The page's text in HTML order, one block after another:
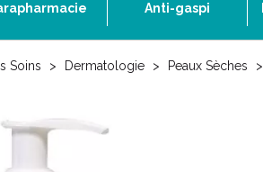
Anti-gaspi
Soins Dermatologie Peaux Sèches